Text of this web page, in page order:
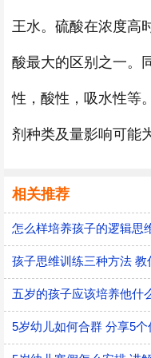
王水。硫酸在浓度高
酸最大的区别之一。
性，酸性，吸水性等
剂种类及量影响可能
相关推荐
怎么样培养孩子的逻辑思